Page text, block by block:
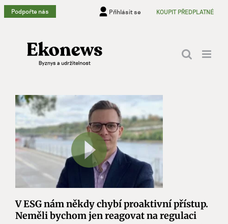
Přeskočit
na
Podpořte nás Přihlásit se KOUPIT PŘEDPLATNÉ
V ESG nám někdy chybí proaktivní přístup.
Neměli bychom jen reagovat na regulaci